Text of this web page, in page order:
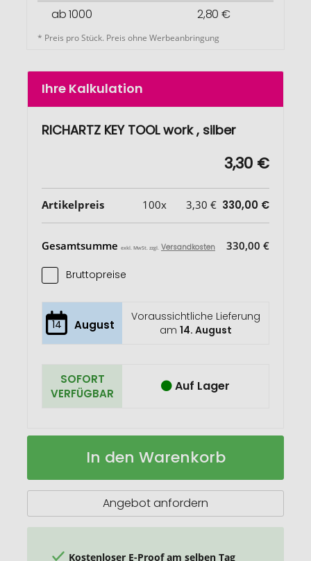
ab 1000
2,80 €
* Preis pro Stück. Preis ohne Werbeanbringung
Ihre Kalkulation
RICHARTZ KEY TOOL work , silber
3,30 €
Artikelpreis 100x 3,30 € 330,00 €
Gesamtsumme exkl. MwSt. zzgl. Versandkosten 330,00 €
Bruttopreise
14 August
Voraussichtliche Lieferung
am 14. August
SOFORT
VERFÜGBAR
Auf Lager
RICHARTZ
work
Auf
In den Warenkorb
Angebot anfordern
Kostenloser E-Proof am selben Tag